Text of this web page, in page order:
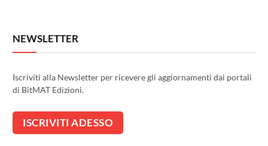
NEWSLETTER
Iscriviti alla Newsletter per ricevere gli aggiornamenti dai portali
di BitMAT Edizioni.